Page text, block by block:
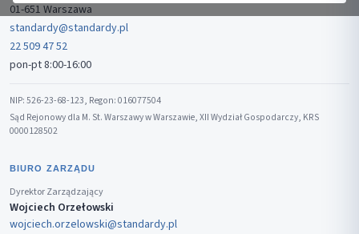
01-651 Warszawa
standardy@standardy.pl
22 509 47 52
pon-pt 8:00-16:00
NIP: 526-23-68-123, Regon: 016077504
Sąd Rejonowy dla M. St. Warszawy w Warszawie, XII Wydział Gospodarczy, KRS
0000128502
BIURO ZARZĄDU
Dyrektor Zarządzający
Wojciech Orzełowski
wojciech.orzelowski@standardy.pl